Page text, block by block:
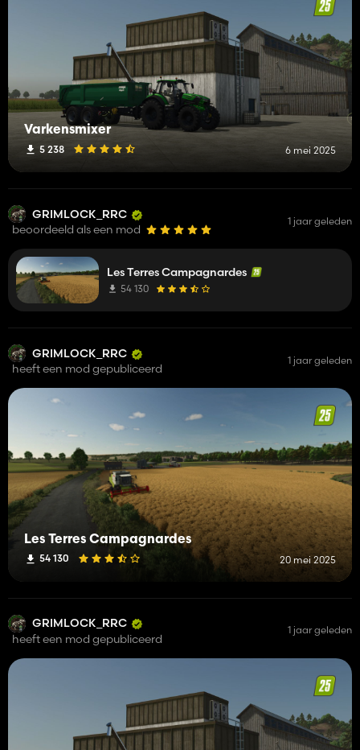
Varkensmixer
5 238 6 mei 2025
GRIMLOCK_RRC
beoordeeld als een mod
1 jaar geleden
Les Terres Campagnardes
54 130
GRIMLOCK_RRC
heeft een mod gepubliceerd
1 jaar geleden
Les Terres Campagnardes
54 130 20 mei 2025
GRIMLOCK_RRC
heeft een mod gepubliceerd
1 jaar geleden